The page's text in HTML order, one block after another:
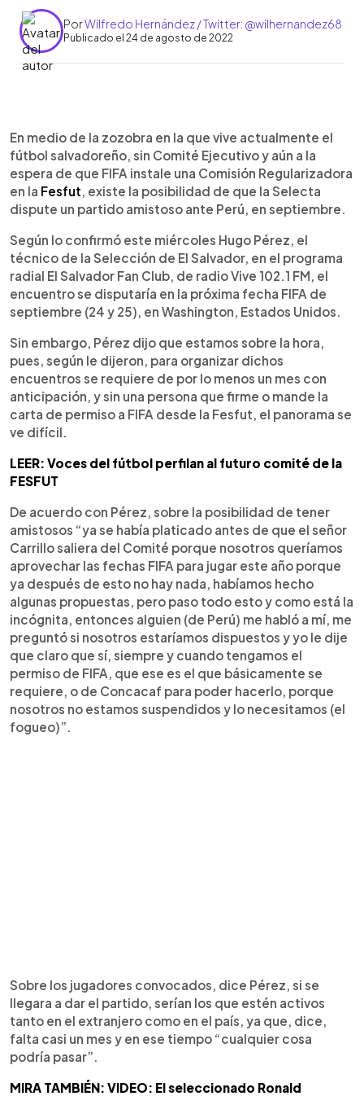
PorWilfredo Hernández / Twitter: @wilhernandez68
Publicado el 24 de agosto de 2022
► Escuchar artículo
En medio de la zozobra en la que vive actualmente el
fútbol salvadoreño, sin Comité Ejecutivo y aún a la
espera de que FIFA instale una Comisión Regularizadora
en la Fesfut , existe la posibilidad de que la Selecta
dispute un partido amistoso ante Perú, en septiembre.
Según lo confirmó este miércoles Hugo Pérez, el
técnico de la Selección de El Salvador, en el programa
radial El Salvador Fan Club, de radio Vive 102.1 FM, el
encuentro se disputaría en la próxima fecha FIFA de
septiembre (24 y 25), en Washington, Estados Unidos.
Sin embargo, Pérez dijo que estamos sobre la hora,
pues, según le dijeron, para organizar dichos
encuentros se requiere de por lo menos un mes con
anticipación, y sin una persona que firme o mande la
carta de permiso a FIFA desde la Fesfut, el panorama se
ve difícil.
LEER: Voces del fútbol perfilan al futuro comité de la
FESFUT
De acuerdo con Pérez, sobre la posibilidad de tener
amistosos “ya se había platicado antes de que el señor
Carrillo saliera del Comité porque nosotros queríamos
aprovechar las fechas FIFA para jugar este año porque
ya después de esto no hay nada, habíamos hecho
algunas propuestas, pero paso todo esto y como está la
incógnita, entonces alguien (de Perú) me habló a mí, me
preguntó si nosotros estaríamos dispuestos y yo le dije
que claro que sí, siempre y cuando tengamos el
permiso de FIFA, que ese es el que básicamente se
requiere, o de Concacaf para poder hacerlo, porque
nosotros no estamos suspendidos y lo necesitamos (el
fogueo)”.
Sobre los jugadores convocados, dice Pérez, si se
llegara a dar el partido, serían los que estén activos
tanto en el extranjero como en el país, ya que, dice,
falta casi un mes y en ese tiempo “cualquier cosa
podría pasar”.
MIRA TAMBIÉN: VIDEO: El seleccionado Ronald